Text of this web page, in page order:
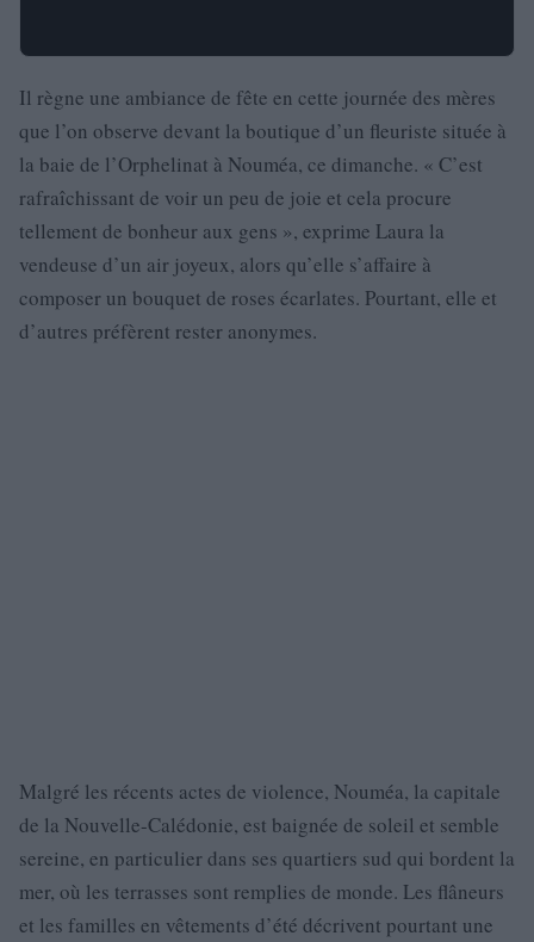
Il règne une ambiance de fête en cette journée des mères
que l’on observe devant la boutique d’un fleuriste située à
la baie de l’Orphelinat à Nouméa, ce dimanche. « C’est
rafraîchissant de voir un peu de joie et cela procure
tellement de bonheur aux gens », exprime Laura la
vendeuse d’un air joyeux, alors qu’elle s’affaire à
composer un bouquet de roses écarlates. Pourtant, elle et
d’autres préfèrent rester anonymes.
Malgré les récents actes de violence, Nouméa, la capitale
de la Nouvelle-Calédonie, est baignée de soleil et semble
sereine, en particulier dans ses quartiers sud qui bordent la
mer, où les terrasses sont remplies de monde. Les flâneurs
et les familles en vêtements d’été décrivent pourtant une